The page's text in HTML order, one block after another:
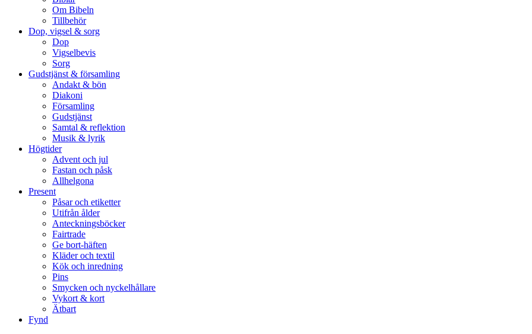
Om Bibeln
Tillbehör
Dop, vigsel & sorg
Dop
Vigselbevis
Sorg
Gudstjänst & församling
Andakt & bön
Diakoni
Församling
Gudstjänst
Samtal & reflektion
Musik & lyrik
Högtider
Advent och jul
Fastan och påsk
Allhelgona
Present
Påsar och etiketter
Utifrån ålder
Anteckningsböcker
Fairtrade
Ge bort-häften
Kläder och textil
Kök och inredning
Pins
Smycken och nyckelhållare
Vykort & kort
Ätbart
Fynd